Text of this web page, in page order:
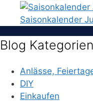
Saisonkalender
Blog Kategorien
Anlässe,
DIY
Einkaufen